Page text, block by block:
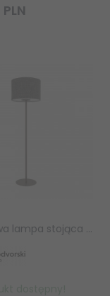
PLN
Abażurowa lampa stojąca podłogowa AMARELA Nowodvorski lighting 11663 salonowa do sypialni